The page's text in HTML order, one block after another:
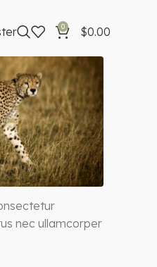
0 $0.00
nec ullamcorper